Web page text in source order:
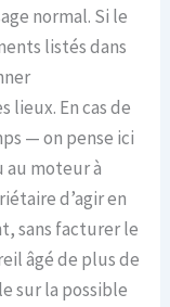
normal. Si le
listés dans
lieux. En cas de
— on pense ici
au moteur à
d’agir en
sans facturer le
âgé de plus de
sur la possible